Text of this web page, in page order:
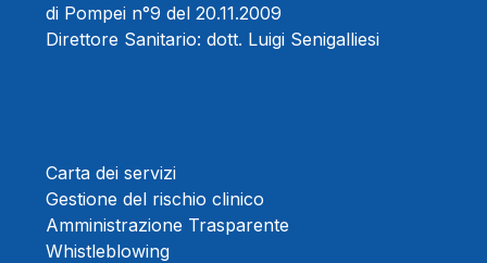
di Pompei n°9 del 20.11.2009
Direttore Sanitario: dott. Luigi Senigalliesi
Carta dei servizi
Gestione del rischio clinico
Amministrazione Trasparente
Whistleblowing